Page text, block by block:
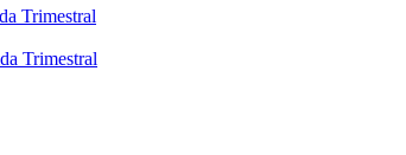
Trimestral
Trimestral